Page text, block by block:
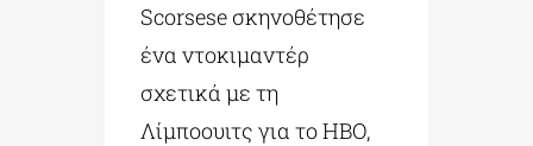
Scorsese σκηνοθέτησε
ένα ντοκιμαντέρ
σχετικά με τη
Λίμποουιτς για το HBO,